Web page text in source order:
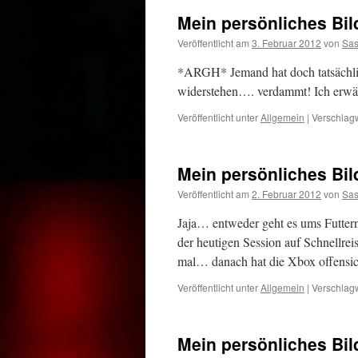
Mein persönliches
Veröffentlicht am 3. Februar 2012 von
*ARGH* Jemand hat doch
widerstehen…. verdammt! Ich
Veröffentlicht unterAllgemein |
Mein persönliches
Veröffentlicht am 2. Februar 2012 von
Jaja… entweder geht es ums
der heutigen Session auf
mal… danach hat die Xbox
Veröffentlicht unterAllgemein |
Mein persönliches